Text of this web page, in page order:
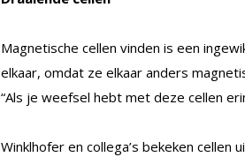
Magnetische cellen vinden is een
elkaar, omdat ze elkaar anders
“Als je weefsel hebt met deze cellen
Winklhofer en collega’s bekeken